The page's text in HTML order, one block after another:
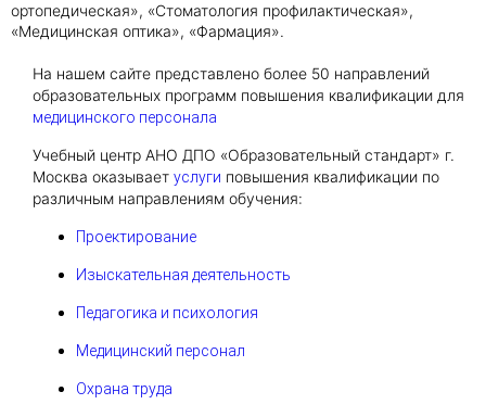
ортопедическая», «Стоматология профилактическая»,
«Медицинская оптика», «Фармация».
На нашем сайте представлено более 50 направлений
образовательных программ повышения квалификации для
медицинского персонала
Учебный центр АНО ДПО «Образовательный стандарт» г.
Москва оказывает услуги повышения квалификации по
различным направлениям обучения:
Проектирование
Изыскательная деятельность
Педагогика и психология
Медицинский персонал
Охрана труда
Даю согласие наобработку персональных